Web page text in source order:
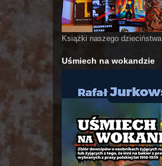
Książki naszego dzieciństwa
Uśmiech na wokandzie